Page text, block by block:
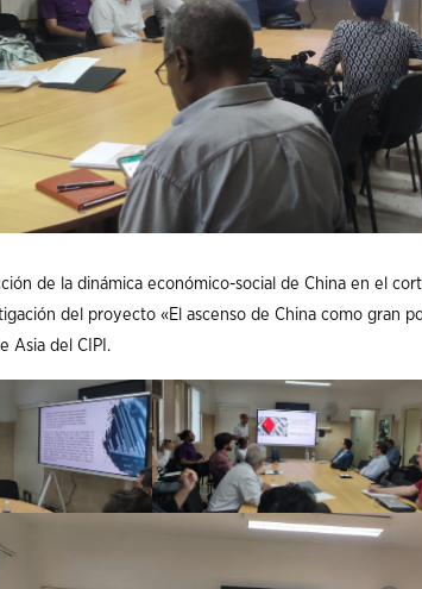
de la dinámica económico-social de China en el
del proyecto «El ascenso de China como gran
Asia del CIPI.